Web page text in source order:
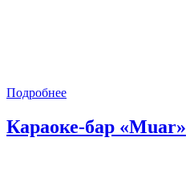
Подробнее
Караоке-бар «Muar»